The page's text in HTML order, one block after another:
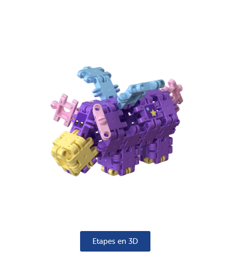
Etapes en 3D